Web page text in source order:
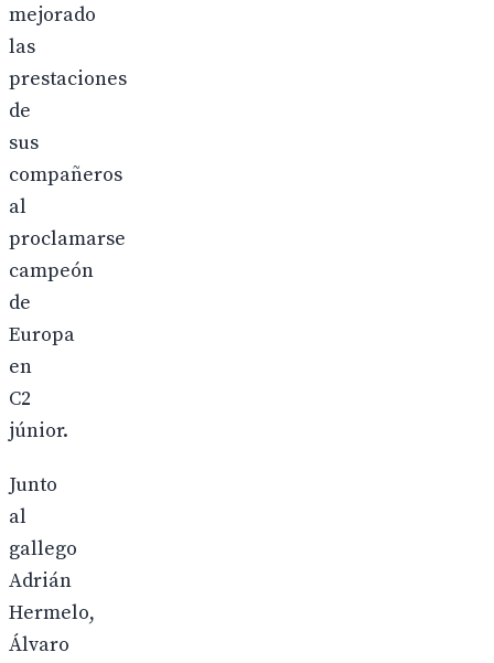
mejorado
las
prestaciones
de
sus
compañeros
al
proclamarse
campeón
de
Europa
en
C2
júnior.
Junto
al
gallego
Adrián
Hermelo,
Álvaro